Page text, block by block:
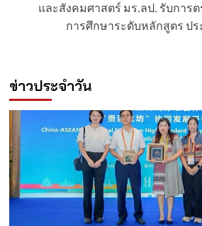
และสังคมศาสตร์ มร.ลป. รับการ
การศึกษาระดับหลักสูตร ปร
ข่าวประจำวัน